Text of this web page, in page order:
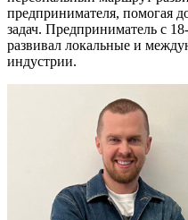
предпринимателя, помогая
задач. Предприниматель с
развивал локальные и
индустрии.